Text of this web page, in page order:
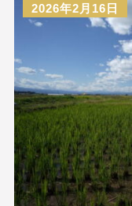
2026年2月16日